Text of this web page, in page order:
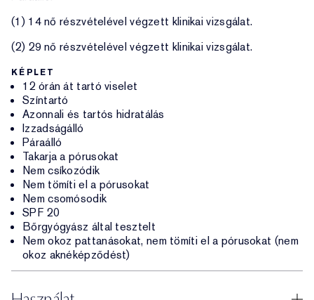
(1) 14 nő részvételével végzett klinikai vizsgálat.
(2) 29 nő részvételével végzett klinikai vizsgálat.
KÉPLET
12 órán át tartó viselet
Színtartó
Azonnali és tartós hidratálás
Izzadságálló
Páraálló
Takarja a pórusokat
Nem csíkozódik
Nem tömíti el a pórusokat
Nem csomósodik
SPF 20
Bőrgyógyász által tesztelt
Nem okoz pattanásokat, nem tömíti el a pórusokat (nem
okoz aknéképződést)